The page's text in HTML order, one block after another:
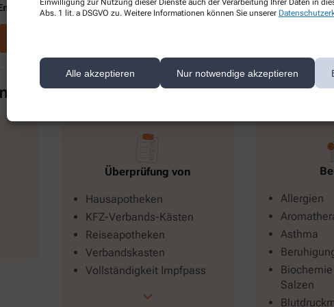
Einwilligung zur Nutzung dieser Dienste auch der Verarbeitung Ihrer Daten in
Abs. 1 lit. a DSGVO zu. Weitere Informationen können Sie unserer
Alle akzeptieren Nur notwendige akzeptieren
info@ratsapotheke-nuenchritz.de
Überprüfung von
Hausapotheken
KFZ-Verbands-Kästen
Reiseapotheken
Verbandskasten
Vollständigkeit Impfpass
Allergien
Asthma
Salzen